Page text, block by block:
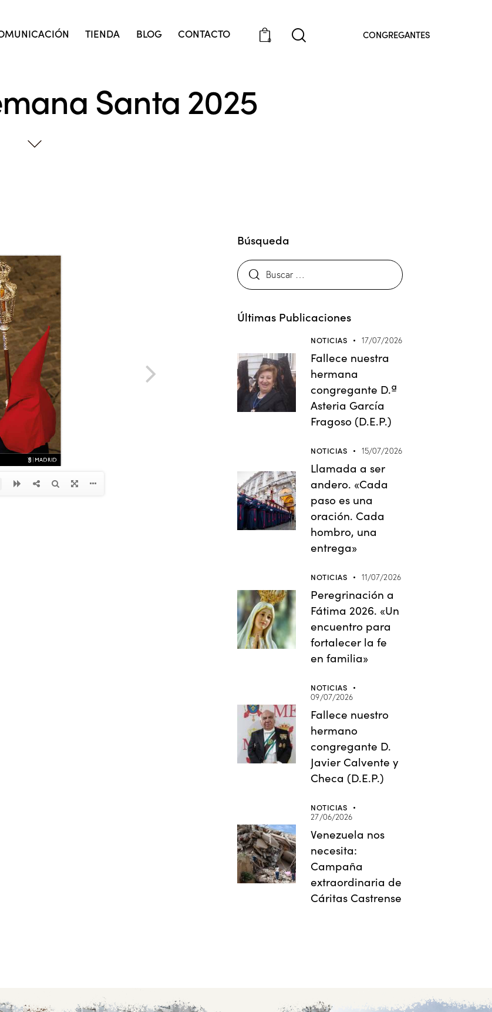
TIENDA BLOG CONTACTO
0
CONGREGANTES
Santa 2025
Búsqueda
Últimas Publicaciones
NOTICIAS 17/07/2026
Fallece nuestra
hermana
congregante D.ª
Asteria García
Fragoso (D.E.P.)
NOTICIAS 15/07/2026
Llamada a ser
andero. «Cada
paso es una
oración. Cada
hombro, una
entrega»
NOTICIAS 11/07/2026
Peregrinación a
Fátima 2026. «Un
encuentro para
fortalecer la fe
en familia»
NOTICIAS
09/07/2026
Fallece nuestro
hermano
congregante D.
Javier Calvente y
Checa (D.E.P.)
NOTICIAS
27/06/2026
Venezuela nos
necesita:
Campaña
extraordinaria de
Cáritas Castrense